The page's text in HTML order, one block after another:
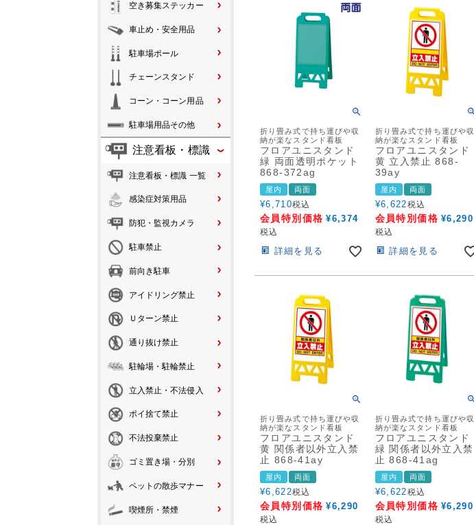
空き募集ステッカー
車止め・安全用品
駐車場ポール
チェーンスタンド
コーン・コーン用品
駐車場用品その他
注意看板・標識
注意看板・標識 一覧
感染症対策用品
防犯・監視カメラ
駐車禁止
前向き駐車
アイドリング禁止
Ｕターン禁止
通り抜け禁止
駐輪場・駐輪禁止
立入禁止・不法侵入
ポイ捨て禁止
不法投棄禁止
ゴミ置き場・分別
ペットの散歩マナー
喫煙所・禁煙
折り畳み式で持ち運びや収
納が楽なスタンド看板
フロアユニスタンド
緑 両面透明ポケット
868-372ag
屋内 両面
¥6,710税込
会員特別価格 ¥6,374
税込
詳細を見る
折り畳み式で持ち運びや収
納が楽なスタンド看板
フロアユニスタンド
黄 立入禁止 868-
39ay
屋内 両面
¥6,622税込
会員特別価格 ¥6,290
税込
詳細を見る
折り畳み式で持ち運びや収
納が楽なスタンド看板
フロアユニスタンド
黄 関係者以外立入禁
止 868-41ay
屋内 両面
¥6,622税込
会員特別価格 ¥6,290
税込
折り畳み式で持ち運びや収
納が楽なスタンド看板
フロアユニスタンド
緑 関係者以外立入禁
止 868-41ag
屋内 両面
¥6,622税込
会員特別価格 ¥6,290
税込